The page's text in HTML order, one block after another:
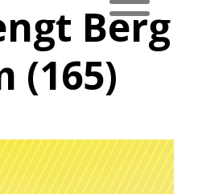
Berg
(165)